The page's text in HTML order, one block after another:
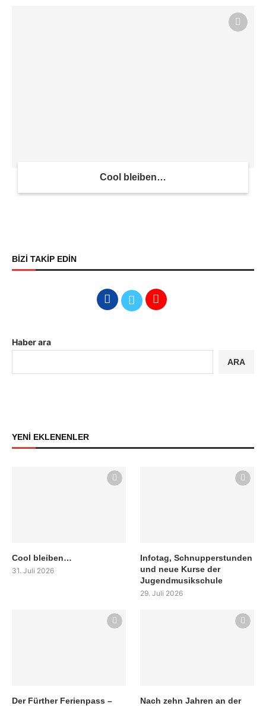
Cool bleiben…
BİZİ TAKİP EDİN
Haber ara
ARA
YENİ EKLENENLER
Cool bleiben…
31. Juli 2026
Infotag, Schnupperstunden
und neue Kurse der
Jugendmusikschule
29. Juli 2026
Der Fürther Ferienpass –
Nach zehn Jahren an der